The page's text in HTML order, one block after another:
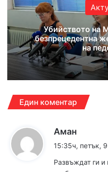
Убийството на
безпрецедентна
на
Един коментар
Аман
а
15:35ч, петък,
Развъждат ги и